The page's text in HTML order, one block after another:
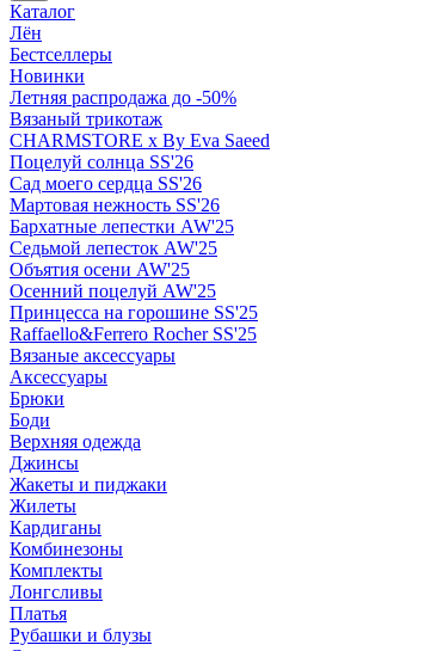
Каталог
Лён
Бестселлеры
Новинки
Летняя распродажа до -50%
Вязаный трикотаж
CHARMSTORE х By Eva Saeed
Поцелуй солнца SS'26
Сад моего сердца SS'26
Мартовая нежность SS'26
Бархатные лепестки AW'25
Седьмой лепесток AW'25
Объятия осени AW'25
Осенний поцелуй AW'25
Принцесса на горошине SS'25
Raffaello&Ferrero Rocher SS'25
Вязаные аксессуары
Аксессуары
Брюки
Боди
Верхняя одежда
Джинсы
Жакеты и пиджаки
Жилеты
Кардиганы
Комбинезоны
Комплекты
Лонгсливы
Платья
Рубашки и блузы